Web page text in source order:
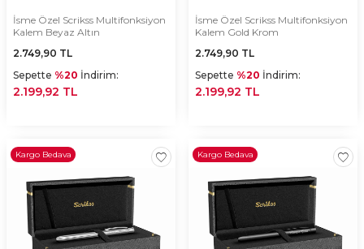
İsme Özel Scrikss Multifonksiyon
Kalem Beyaz Altın
2.749,90 TL
Sepette %20 İndirim:
2.199,92 TL
İsme Özel Scrikss Multifonksiyon
Kalem Gold Krom
2.749,90 TL
Sepette %20 İndirim:
2.199,92 TL
Kargo Bedava Kargo Bedava